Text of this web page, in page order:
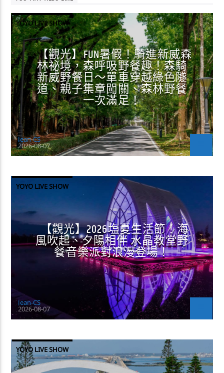
YOYO LIVE SHOW
【觀光】FUN暑假！騎進新威森
林祕境，森呼吸野餐趣！森騎
新威野餐日～單車穿越綠色隧
道、親子集章闖關、森林野餐
一次滿足！
Jean-CS
2026-08-07
YOYO LIVE SHOW
【觀光】2026塩夏生活節！海
風吹起、夕陽相伴 水晶教堂野
餐音樂派對浪漫登場！
Jean-CS
2026-08-07
YOYO LIVE SHOW